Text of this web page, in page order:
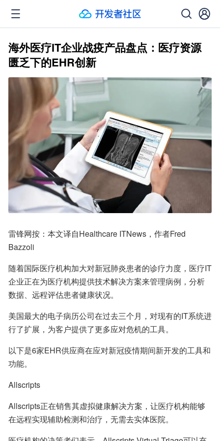
海外医疗IT企业战疫产品盘点：医疗资源
匮乏下的EHR创新
雷锋网按：本文译自Healthcare ITNews，作者Fred
Bazzoli
随着国际医疗机构加大对新冠肺炎患者的诊疗力度，医疗IT
企业正在为医疗机构提供技术解决方案来管理病例，分析
数据、远程评估患者健康状况。
美国最大的电子病历公司在过去三个月，对现有的IT系统进
行了扩展，为客户提供了更多应对危机的工具。
以下是6家EHR供应商在应对新冠疫情期间新开发的工具和
功能。
Allscripts
Allscripts正在销售其虚拟健康解决方案，让医疗机构能够
在远程实现辅助检测和治疗，无需去实体医院。